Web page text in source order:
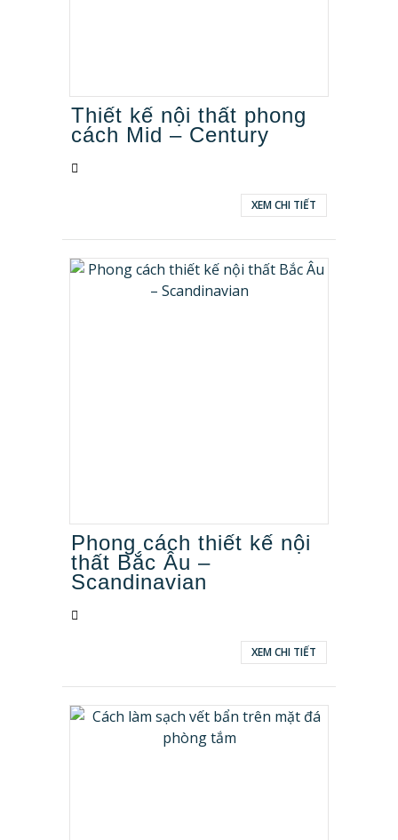
Thiết kế nội thất phong
cách Mid – Century
XEM CHI TIẾT
Phong cách thiết kế nội
thất Bắc Âu –
Scandinavian
XEM CHI TIẾT